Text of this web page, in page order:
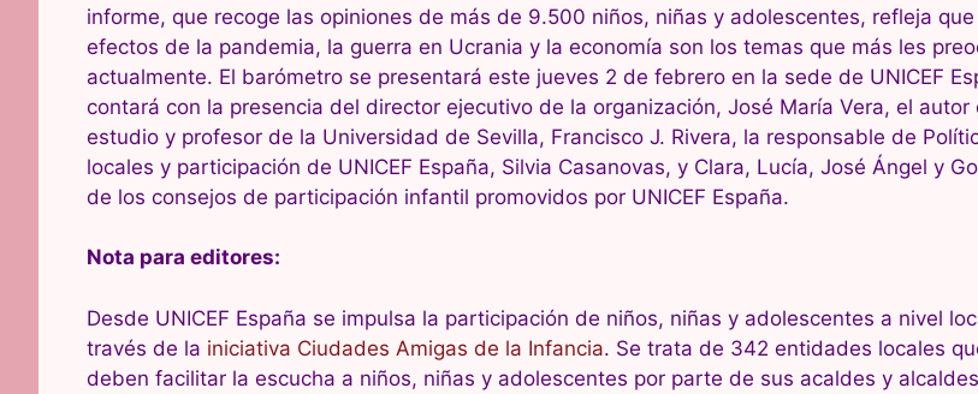
informe, que recoge las opiniones de más de 9.500 niños, niñas y adolescentes, refleja que
efectos de la pandemia, la guerra en Ucrania y la economía son los temas que más les
actualmente. El barómetro se presentará este jueves 2 de febrero en la sede de UNICEF
contará con la presencia del director ejecutivo de la organización, José María Vera, el autor
estudio y profesor de la Universidad de Sevilla, Francisco J. Rivera, la responsable de
locales y participación de UNICEF España, Silvia Casanovas, y Clara, Lucía, José Ángel y
de los consejos de participación infantil promovidos por UNICEF España.
Nota para editores:
Desde UNICEF España se impulsa la participación de niños, niñas y adolescentes a nivel
través de la iniciativa Ciudades Amigas de la Infancia. Se trata de 342 entidades locales
deben facilitar la escucha a niños, niñas y adolescentes por parte de sus acaldes y